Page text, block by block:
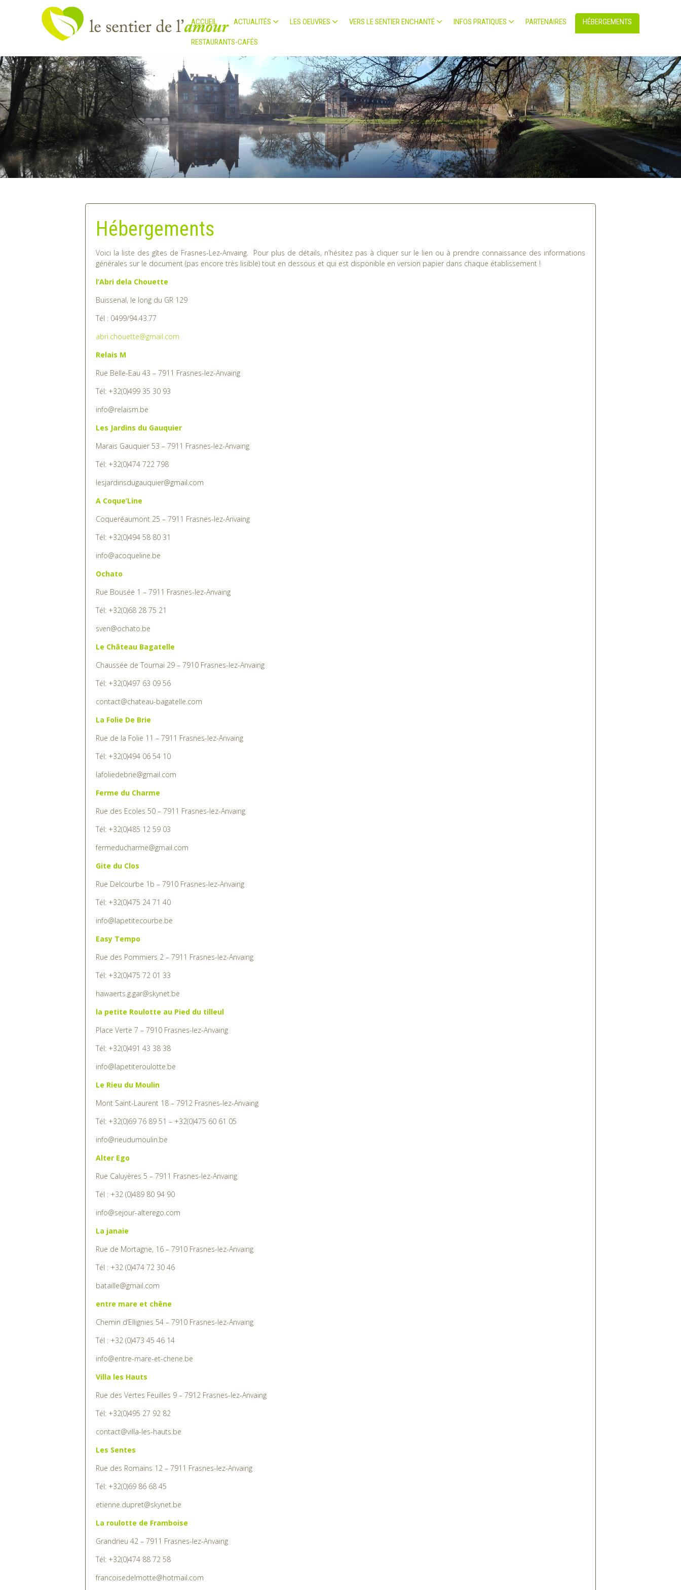
ACCUEIL ACTUALITÉS LES OEUVRES VERS LE SENTIER ENCHANTÉ INFOS PRATIQUES PARTENAIRES HÉBERGEMENTS
RESTAURANTS-CAFÉS
Voici la liste des gîtes de Frasnes-Lez-Anvaing. Pour plus de détails, n’hésitez pas à cliquer sur le lien ou à prendre connaissance des informations
générales sur le document (pas encore très lisible) tout en dessous et qui est disponible en version papier dans chaque établissement !
l’Abri dela Chouette
Buissenal, le long du GR 129
Tél : 0499/94.43.77
abri.chouette@gmail.com
Relais M
Rue Belle-Eau 43 – 7911 Frasnes-lez-Anvaing
Tél: +32(0)499 35 30 93
info@relaism.be
Les Jardins du Gauquier
Marais Gauquier 53 – 7911 Frasnes-lez-Anvaing
Tél: +32(0)474 722 798
lesjardinsdugauquier@gmail.com
A Coque’Line
Coqueréaumont 25 – 7911 Frasnes-lez-Anvaing
Tél: +32(0)494 58 80 31
info@acoqueline.be
Ochato
Rue Bousée 1 – 7911 Frasnes-lez-Anvaing
Tél: +32(0)68 28 75 21
sven@ochato.be
Le Château Bagatelle
Chaussée de Tournai 29 – 7910 Frasnes-lez-Anvaing
Tél: +32(0)497 63 09 56
contact@chateau-bagatelle.com
La Folie De Brie
Rue de la Folie 11 – 7911 Frasnes-lez-Anvaing
Tél: +32(0)494 06 54 10
lafoliedebrie@gmail.com
Ferme du Charme
Rue des Ecoles 50 – 7911 Frasnes-lez-Anvaing
Tél: +32(0)485 12 59 03
fermeducharme@gmail.com
Gite du Clos
Rue Delcourbe 1b – 7910 Frasnes-lez-Anvaing
Tél: +32(0)475 24 71 40
info@lapetitecourbe.be
Easy Tempo
Rue des Pommiers 2 – 7911 Frasnes-lez-Anvaing
Tél: +32(0)475 72 01 33
hawaerts.g.gar@skynet.be
la petite Roulotte au Pied du tilleul
Place Verte 7 – 7910 Frasnes-lez-Anvaing
Tél: +32(0)491 43 38 38
info@lapetiteroulotte.be
Le Rieu du Moulin
Mont Saint-Laurent 18 – 7912 Frasnes-lez-Anvaing
Tél: +32(0)69 76 89 51 – +32(0)475 60 61 05
info@rieudumoulin.be
Alter Ego
Rue Caluyères 5 – 7911 Frasnes-lez-Anvaing
Tél : +32 (0)489 80 94 90
info@sejour-alterego.com
La janaie
Rue de Mortagne, 16 – 7910 Frasnes-lez-Anvaing
Tél : +32 (0)474 72 30 46
bataille@gmail.com
entre mare et chêne
Chemin d’Ellignies 54 – 7910 Frasnes-lez-Anvaing
Tél : +32 (0)473 45 46 14
info@entre-mare-et-chene.be
Villa les Hauts
Rue des Vertes Feuilles 9 – 7912 Frasnes-lez-Anvaing
Tél: +32(0)495 27 92 82
contact@villa-les-hauts.be
Les Sentes
Rue des Romains 12 – 7911 Frasnes-lez-Anvaing
Tél: +32(0)69 86 68 45
etienne.dupret@skynet.be
La roulotte de Framboise
Grandrieu 42 – 7911 Frasnes-lez-Anvaing
Tél: +32(0)474 88 72 58
francoisedelmotte@hotmail.com
Les graminées